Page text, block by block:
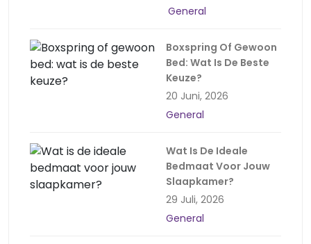
General
Boxspring Of Gewoon
Bed: Wat Is De Beste
Keuze?
20 Juni, 2026
General
Wat Is De Ideale
Bedmaat Voor Jouw
Slaapkamer?
29 Juli, 2026
General